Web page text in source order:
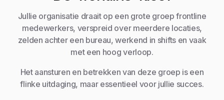
Jullie organisatie draait op een grote groep frontline
medewerkers, verspreid over meerdere locaties,
zelden achter een bureau, werkend in shifts en vaak
met een hoog verloop.
Het aansturen en betrekken van deze groep is een
flinke uitdaging, maar essentieel voor jullie succes.